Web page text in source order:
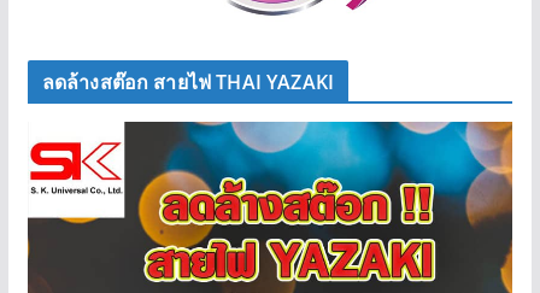
ลดล้างสต๊อก สายไฟ THAI YAZAKI